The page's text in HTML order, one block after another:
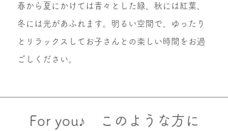
春から夏にかけては青々とした緑、秋には紅葉、
冬には光があふれます。明るい空間で、ゆったり
とリラックスしてお子さんとの楽しい時間をお過
ごしください。
For you♪ このような方に